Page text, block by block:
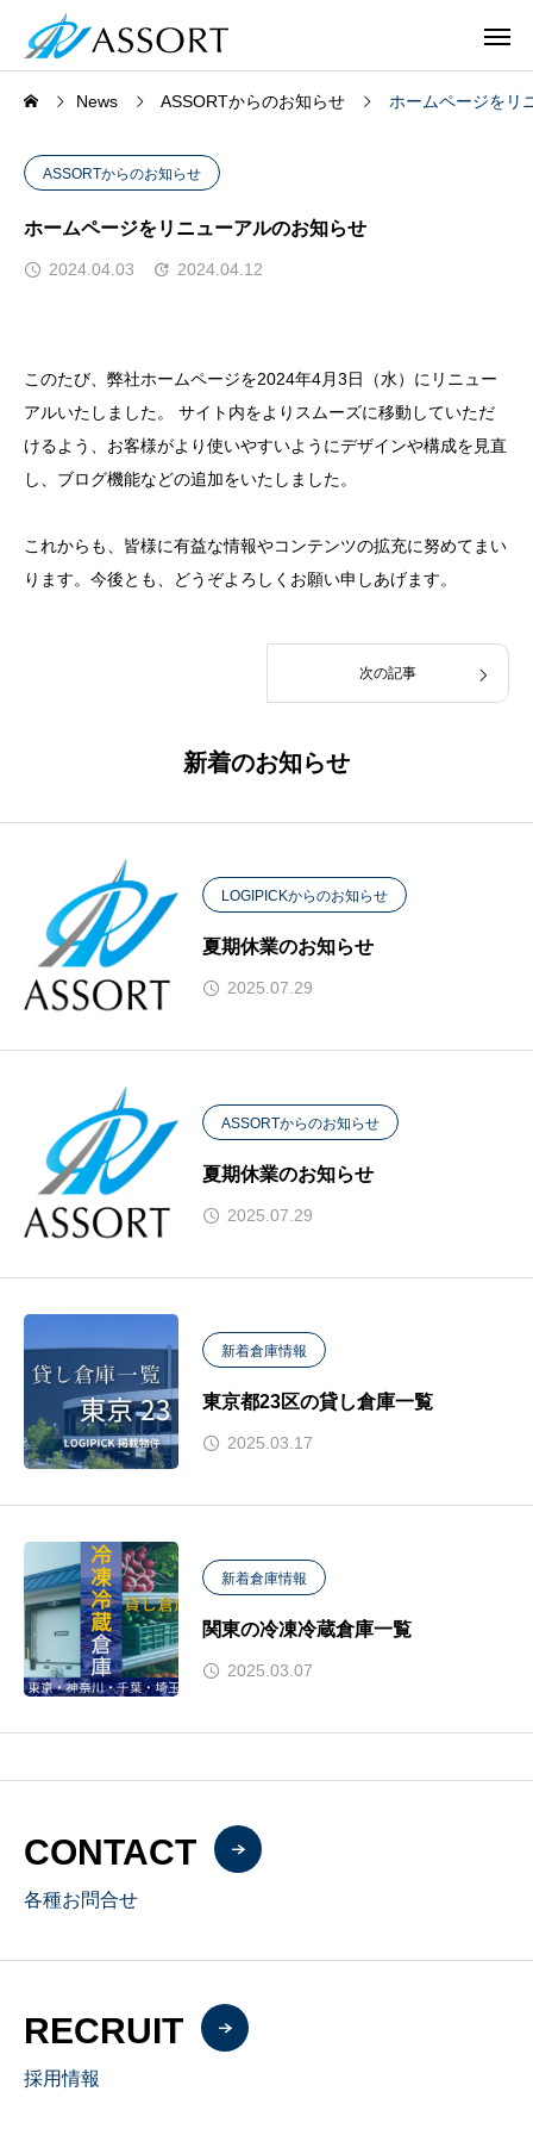
News ASSORTからのお知らせ ホームページをリ
ASSORTからのお知らせ
ホームページをリニューアルのお知らせ
2024.04.03 2024.04.12
このたび、弊社ホームページを2024年4月3日（水）にリニュー
アルいたしました。 サイト内をよりスムーズに移動していただ
けるよう、お客様がより使いやすいようにデザインや構成を見直
し、ブログ機能などの追加をいたしました。
これからも、皆様に有益な情報やコンテンツの拡充に努めてまい
ります。今後とも、どうぞよろしくお願い申しあげます。
次の記事
新着のお知らせ
LOGIPICKからのお知らせ
夏期休業のお知らせ
2025.07.29
ASSORTからのお知らせ
夏期休業のお知らせ
2025.07.29
新着倉庫情報
東京都23区の貸し倉庫一覧
2025.03.17
新着倉庫情報
関東の冷凍冷蔵倉庫一覧
2025.03.07
CONTACT
各種お問合せ
RECRUIT
採用情報